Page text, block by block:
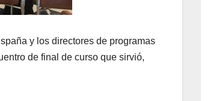
y los directores de programas
de final de curso que sirvió,